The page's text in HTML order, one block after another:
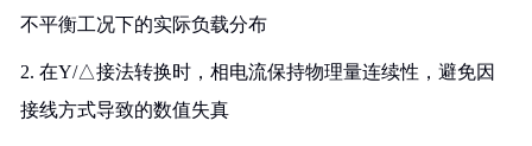
不平衡工况下的实际负载分布
2. 在Y/△接法转换时，相电流保持物理量连续性，避免因
接线方式导致的数值失真